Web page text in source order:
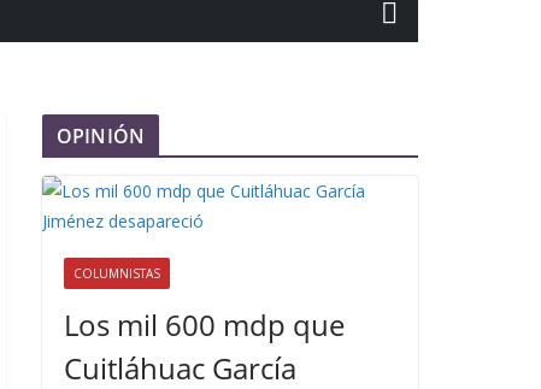
OPINIÓN
COLUMNISTAS
Los mil 600 mdp que
Cuitláhuac García